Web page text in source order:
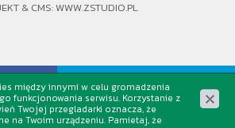
& CMS:WWW.ZSTUDIO.PL
między innymi w celu gromadzenia
funkcjonowania serwisu. Korzystanie z
Twojej przegladarki oznacza, że
na Twoim urządzeniu. Pamietaj, że